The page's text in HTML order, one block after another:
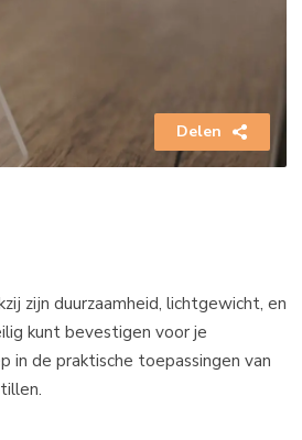
Delen
zijn duurzaamheid, lichtgewicht, en
kunt bevestigen voor je
de praktische toepassingen van